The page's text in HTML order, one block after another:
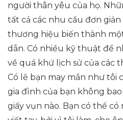
người thân yêu của họ.
tất cả các nhu cầu đơn
thương hiệu biến thành
dẫn. Có nhiều kỹ thuật để
về quá khứ lịch sử của các
Có lẽ bạn may mắn như tôi
gia đình của bạn không
giấy vụn nào. Bạn có thể